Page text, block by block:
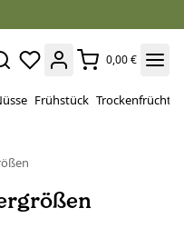
0,00 €
Frühstück Trockenfrüchte